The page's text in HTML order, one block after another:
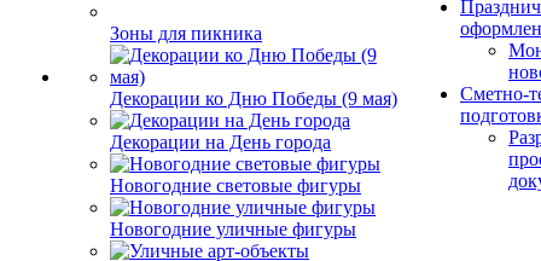
Зоны для пикника
Декорации ко Дню Победы (9 мая)
Декорации на День города
Новогодние световые фигуры
Новогодние уличные фигуры
Сметно-